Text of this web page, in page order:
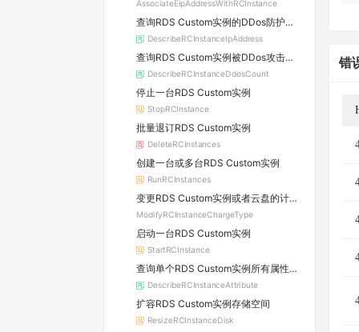
AssociateEipAddressWithRCInstance
查询RDS Custom实例的DDos防护信息及所属原生防护实例的详情
DescribeRCInstanceIpAddress
查询RDS Custom实例被DDos攻击的数量
DescribeRCInstanceDdosCount
停止一台RDS Custom实例
StopRCInstance
批量退订RDS Custom实例
DeleteRCInstances
创建一台或多台RDS Custom实例
RunRCInstances
变更RDS Custom实例或者云盘的计费方式
ModifyRCInstanceChargeType
启动一台RDS Custom实例
StartRCInstance
查询单个RDS Custom实例所有属性信息
DescribeRCInstanceAttribute
扩容RDS Custom实例存储空间
ResizeRCInstanceDisk
错